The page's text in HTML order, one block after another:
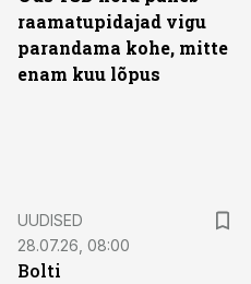
raamatupidajad vigu
parandama kohe, mitte
enam kuu lõpus
UUDISED
28.07.26, 08:00
Bolti